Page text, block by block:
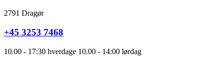
2791 Dragør
+45 3253 7468
10.00 - 17:30 hverdage 10.00 - 14:00 lørdag